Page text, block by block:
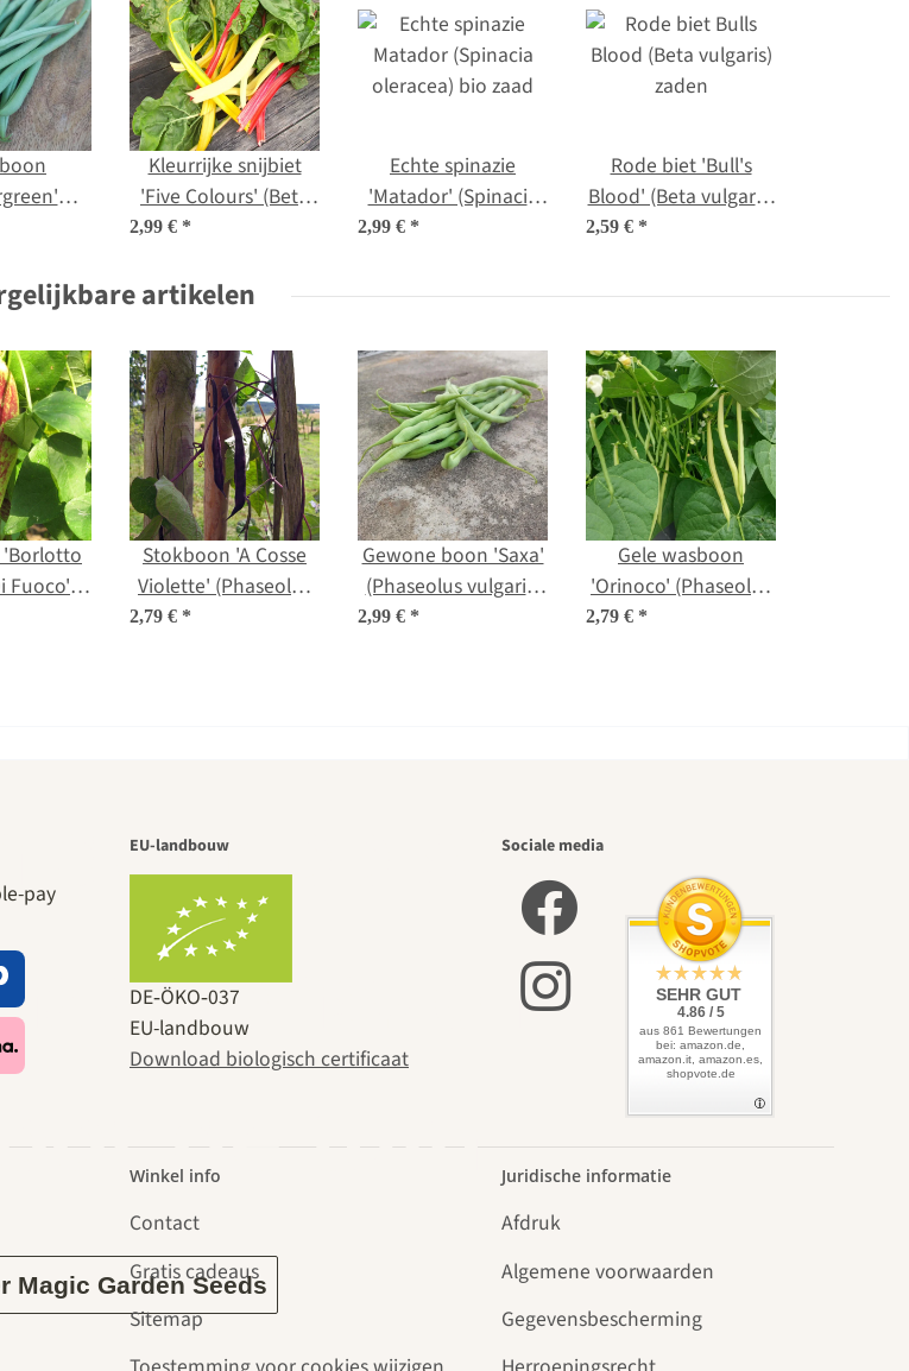
Kleurrijke snijbiet
'Five Colours' (Beta
vulgaris ssp.vulgaris)
2,99 € *
Echte spinazie
'Matador' (Spinacia
oleracea) bio zaad
2,99 € *
Rode biet 'Bull's
Blood' (Beta vulgaris)
2,59 € *
artikelen
Fuoco'
Stokboon 'A Cosse
Violette' (Phaseolus
vulgaris) zaden
2,79 € *
Gewone boon 'Saxa'
(Phaseolus vulgaris)
bio zaad
2,99 € *
Gele wasboon
'Orinoco' (Phaseolus
vulgaris) zaden
2,79 € *
de mooiste
onszelf
de tuin.
Magic Garden Seeds
EU-landbouw
DE‑ÖKO‑037
EU-landbouw
Download biologisch certificaat
Sociale media
SEHR GUT
4.86 / 5
aus 861 Bewertungen
bei: amazon.de,
amazon.it, amazon.es,
shopvote.de
Winkel info
Contact
Gratis cadeaus
Sitemap
Juridische informatie
Afdruk
Algemene voorwaarden
Gegevensbescherming